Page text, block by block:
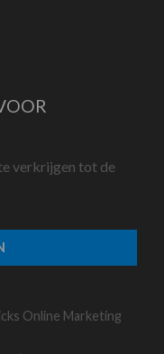
verkrijgen tot de
Online Marketing